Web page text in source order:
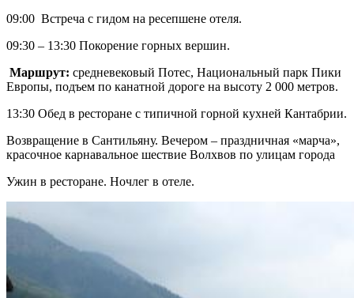
09:00 Встреча с гидом на ресепшене отеля.
09:30 – 13:30 Покорение горных вершин.
Маршрут: средневековый Потес, Национальный парк Пики
Европы, подъем по канатной дороге на высоту 2 000 метров.
13:30 Обед в ресторане с типичной горной кухней Кантабрии.
Возвращение в Сантильяну. Вечером – праздничная «марча»,
красочное карнавальное шествие Волхвов по улицам города
Ужин в ресторане. Ночлег в отеле.